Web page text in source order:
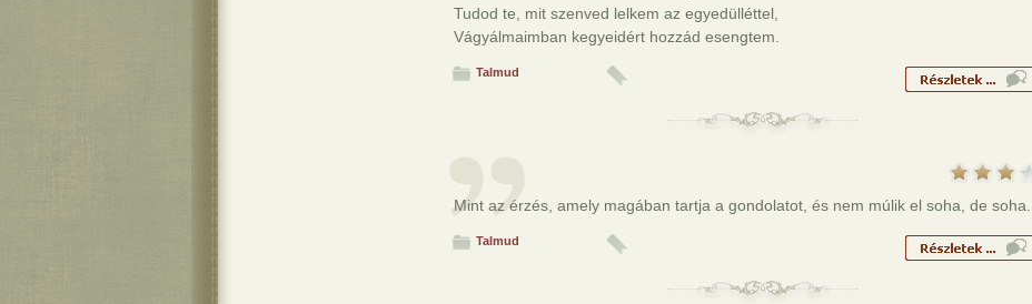
Tudod te, mit szenved lelkem az egyedülléttel,
Vágyálmaimban kegyeidért hozzád esengtem.
Talmud
Mint az érzés, amely magában tartja a gondolatot, és nem múlik el soha, de soha...
Talmud